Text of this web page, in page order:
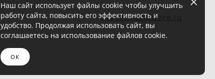
mail@chaikastore.ru
Наш сайт использует файлы cookie чтобы улучшить
работу сайта, повысить его эффективность и
удобство. Продолжая использовать сайт, вы
соглашаетесь на использование файлов cookie.
ОК